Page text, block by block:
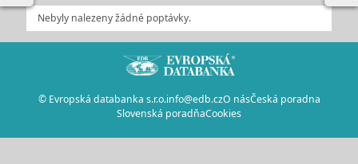
Nebyly nalezeny žádné poptávky.
© Evropská databanka s.r.o.info@edb.czO násČeská poradna
Slovenská poradňaCookies